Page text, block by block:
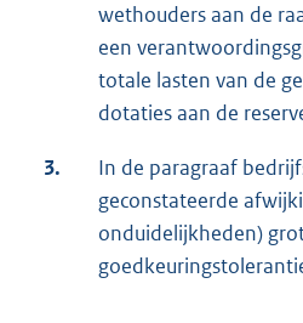
wethouders aan de
een
totale lasten van de
dotaties aan de
3.
In de paragraaf
geconstateerde
onduidelijkheden)